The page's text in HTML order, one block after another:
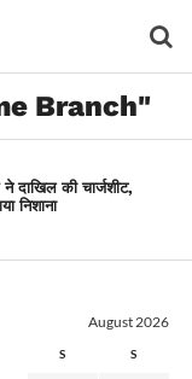
Branch"
दाखिल की चार्जशीट,
निशाना
August 2026
S S